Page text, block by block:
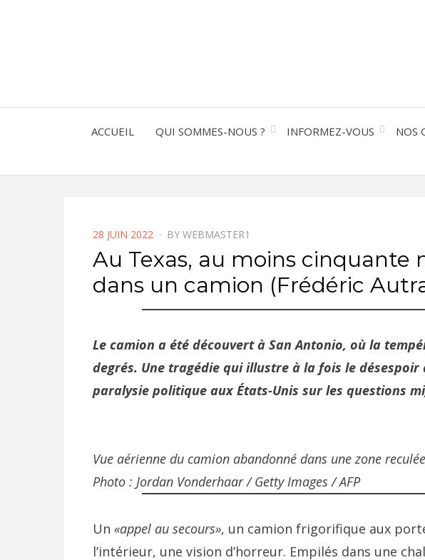
ACCUEIL QUI SOMMES-NOUS ? INFORMEZ-VOUS NOS
POSTED
ON
28 JUIN 2022 BY WEBMASTER1
Au Texas, au moins cinquante
dans un camion (Frédéric
Le camion a été découvert à San Antonio, où la
degrés. Une tragédie qui illustre à la fois le
paralysie politique aux États-Unis sur les questions
Vue aérienne du camion abandonné dans une zone
Photo : Jordan Vonderhaar / Getty Images / AFP
Un «appel au secours», un camion frigorifique aux
l’intérieur, une vision d’horreur. Empilés dans une